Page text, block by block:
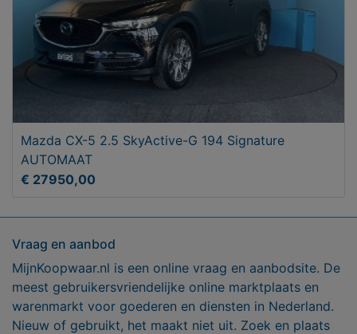
Mazda CX-5 2.5 SkyActive-G 194 Signature
AUTOMAAT
€ 27950,00
Vraag en aanbod
MijnKoopwaar.nl is een online vraag en aanbodsite. De
meest gebruikersvriendelijke online marktplaats en
warenmarkt voor goederen en diensten in Nederland.
Nieuw of gebruikt, het maakt niet uit. Zoek en plaats